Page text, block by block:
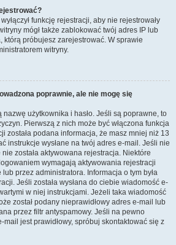
funkcję rejestracji, aby nie rejestrowały
mógł także zablokować twój adres IP lub
którą próbujesz zarejestrować. W sprawie
witryny.
poprawnie, ale nie mogę się
nazwę użytkownika i hasło. Jeśli są poprawne, to
Pierwszą z nich może być włączona funkcja
została podana informacja, że masz mniej niż 13
instrukcje wysłane na twój adres e-mail. Jeśli nie
nie została aktywowana rejestracja. Niektóre
wymagają aktywowania rejestracji
przez administratora. Informacja o tym była
Jeśli została wysłana do ciebie wiadomość e-
w niej instrukcjami. Jeżeli taka wiadomość
został podany nieprawidłowy adres e-mail lub
przez filtr antyspamowy. Jeśli na pewno
jest prawidłowy, spróbuj skontaktować się z